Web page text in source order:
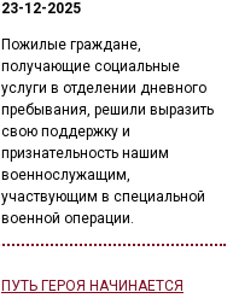
23-12-2025
Пожилые граждане,
получающие социальные
услуги в отделении дневного
пребывания, решили выразить
свою поддержку и
признательность нашим
военнослужащим,
участвующим в специальной
военной операции.
ПУТЬ ГЕРОЯ НАЧИНАЕТСЯ